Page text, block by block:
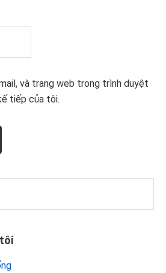
và trang web trong trình duyệt
tiếp của tôi.